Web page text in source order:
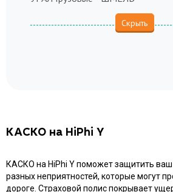
КАСКО на HiPhi Y
КАСКО на HiPhi Y поможет защитить
разных неприятностей, которые могут
дороге. Страховой полис покрывает